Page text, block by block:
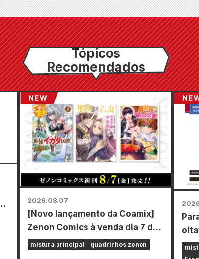
Tópicos
Recomendados
2026.08.07
[Novo lançamento da Coamix]
Zenon Comics à venda dia 7 de
agosto (sexta-feira)!
mistura principal quadrinhos zenon